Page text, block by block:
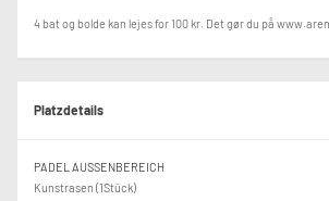
4 bat og bolde kan lejes for 100 kr. Det gør du på
Platzdetails
PADEL AUSSENBEREICH
Kunstrasen (1Stück)